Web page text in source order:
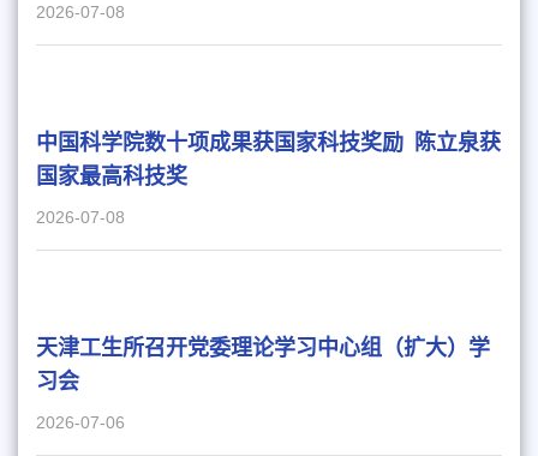
2026-07-08
中国科学院数十项成果获国家科技奖励 陈立泉获
国家最高科技奖
2026-07-08
天津工生所召开党委理论学习中心组（扩大）学
习会
2026-07-06